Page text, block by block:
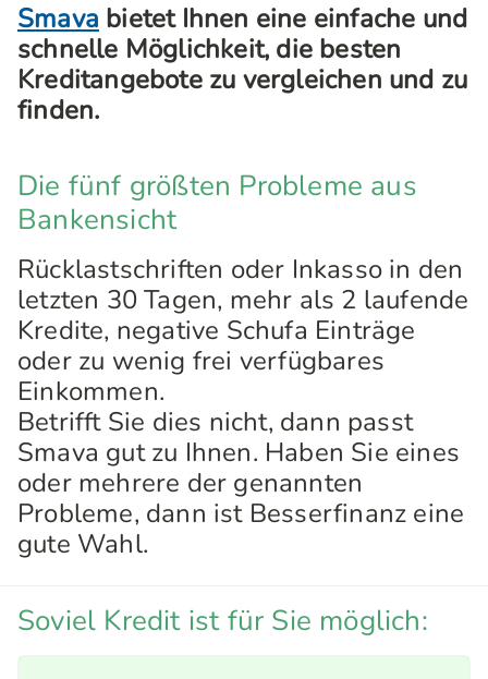
Smava bietet Ihnen eine einfache und
schnelle Möglichkeit, die besten
Kreditangebote zu vergleichen und zu
finden.
Die fünf größten Probleme aus
Bankensicht
Rücklastschriften oder Inkasso in den
letzten 30 Tagen, mehr als 2 laufende
Kredite, negative Schufa Einträge
oder zu wenig frei verfügbares
Einkommen.
Betrifft Sie dies nicht, dann passt
Smava gut zu Ihnen. Haben Sie eines
oder mehrere der genannten
Probleme, dann ist Besserfinanz eine
gute Wahl.
Soviel Kredit ist für Sie möglich: